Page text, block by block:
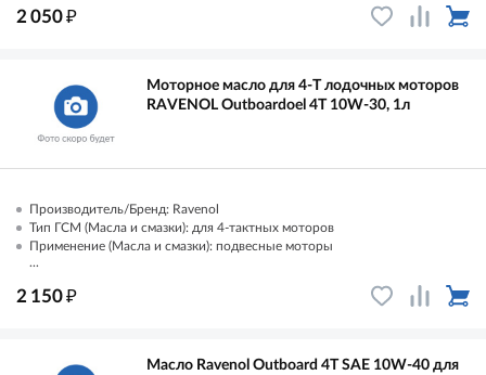
2 050₽
Моторное масло для 4-T лодочных моторов
RAVENOL Outboardoel 4T 10W-30, 1л
Производитель/Бренд: Ravenol
Тип ГСМ (Масла и смазки): для 4-тактных моторов
Применение (Масла и смазки): подвесные моторы
...
2 150₽
Масло Ravenol Outboard 4T SAE 10W-40 для